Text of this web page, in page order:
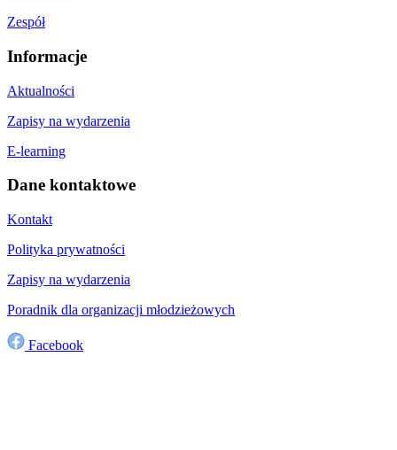
Zespół
Informacje
Aktualności
Zapisy na wydarzenia
E-learning
Dane kontaktowe
Kontakt
Polityka prywatności
Zapisy na wydarzenia
Poradnik dla organizacji młodzieżowych
Facebook